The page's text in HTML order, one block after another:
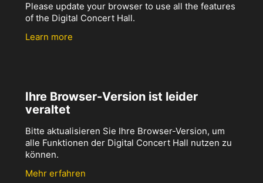
Please update your browser to use all the features
of the Digital Concert Hall.
Learn more
Ihre Browser-Version ist leider
veraltet
Bitte aktualisieren Sie Ihre Browser-Version, um
alle Funktionen der Digital Concert Hall nutzen zu
können.
Mehr erfahren